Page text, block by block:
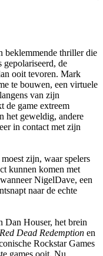
beklemmende thriller die
de
ooit tevoren. Mark
te bouwen, een virtuele
van zijn
de game extreem
het geweldig, andere
in contact met zijn
zijn, waar spelers
kunnen komen met
NigelDave, een
naar de echte
Dan Houser, het brein
Red Dead Redemption en
Rockstar Games